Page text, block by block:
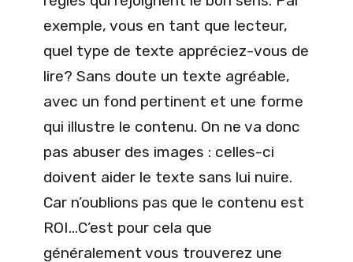
exemple, vous en tant que lecteur,
quel type de texte appréciez-vous de
lire? Sans doute un texte agréable,
avec un fond pertinent et une forme
qui illustre le contenu. On ne va donc
pas abuser des images : celles-ci
doivent aider le texte sans lui nuire.
Car n’oublions pas que le contenu est
ROI…C’est pour cela que
généralement vous trouverez une